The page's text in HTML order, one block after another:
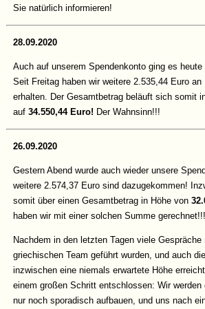
Sie natürlich informieren!
28.09.2020
Auch auf unserem Spendenkonto ging es
Seit Freitag haben wir weitere 2.535,44 Euro an
erhalten. Der Gesamtbetrag beläuft sich somit
auf34.550,44 Euro! Der Wahnsinn!!!
26.09.2020
Gestern Abend wurde auch wieder unsere
weitere 2.574,37 Euro sind dazugekommen!
somit über einen Gesamtbetrag in Höhe von
haben wir mit einer solchen Summe gerechnet!!!
Nachdem in den letzten Tagen viele Gespräche
griechischen Team geführt wurden, und auch
inzwischen eine niemals erwartete Höhe
einem großen Schritt entschlossen: Wir werden
nur noch sporadisch aufbauen, und uns nach